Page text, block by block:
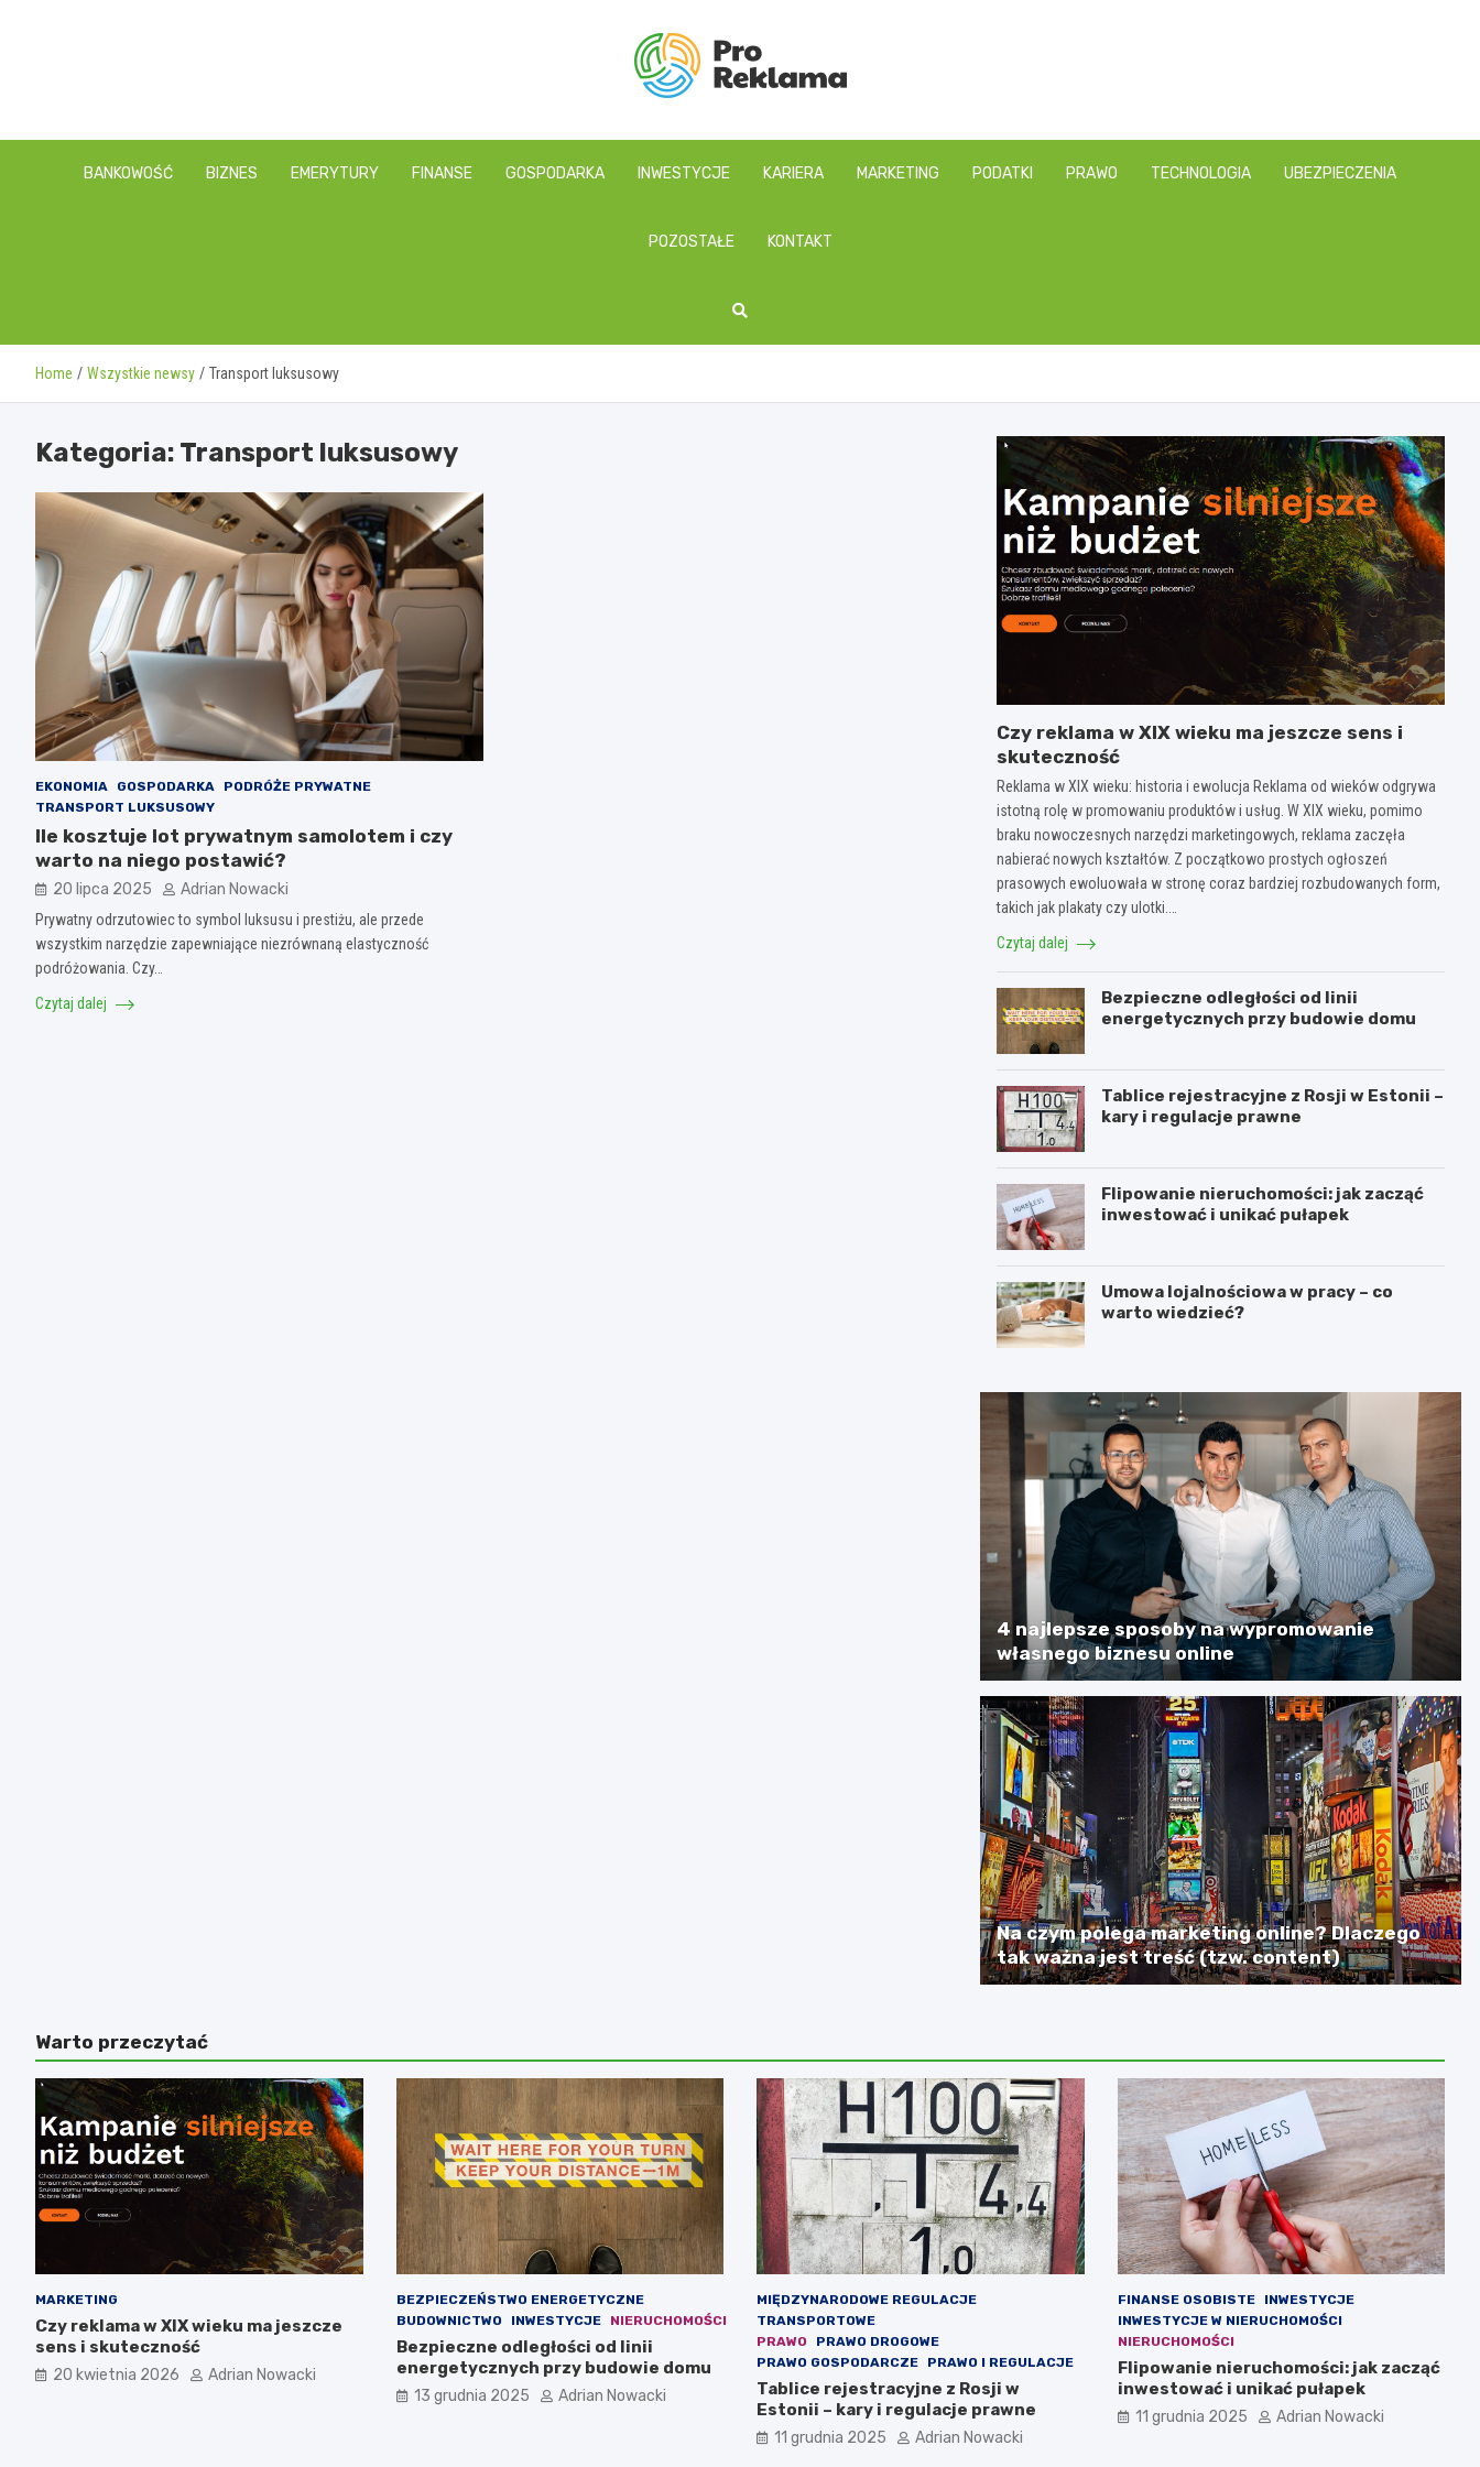
proreklama.pl
BANKOWOŚĆ BIZNES EMERYTURY FINANSE GOSPODARKA INWESTYCJE KARIERA MARKETING PODATKI PRAWO TECHNOLOGIA UBEZPIECZENIA
POZOSTAŁE KONTAKT
Home Wszystkie newsy Transport luksusowy
Kategoria: Transport luksusowy
EKONOMIA GOSPODARKA
PODRÓŻE PRYWATNE
TRANSPORT LUKSUSOWY
Ile kosztuje lot prywatnym samolotem i czy
warto na niego postawić?
20 lipca 2025 Adrian Nowacki
Prywatny odrzutowiec to symbol luksusu i prestiżu, ale przede
wszystkim narzędzie zapewniające niezrównaną elastyczność
podróżowania. Czy…
Czytaj dalej
Czy reklama w XIX wieku ma jeszcze sens i
skuteczność
Reklama w XIX wieku: historia i ewolucja Reklama od wieków odgrywa
istotną rolę w promowaniu produktów i usług. W XIX wieku, pomimo
braku nowoczesnych narzędzi marketingowych, reklama zaczęła
nabierać nowych kształtów. Z początkowo prostych ogłoszeń
prasowych ewoluowała w stronę coraz bardziej rozbudowanych form,
takich jak plakaty czy ulotki.…
Czytaj dalej
Bezpieczne odległości od linii
energetycznych przy budowie domu
Tablice rejestracyjne z Rosji w Estonii –
kary i regulacje prawne
Flipowanie nieruchomości: jak zacząć
inwestować i unikać pułapek
Umowa lojalnościowa w pracy – co
warto wiedzieć?
4 najlepsze sposoby na wypromowanie
własnego biznesu online
Na czym polega marketing online? Dlaczego
tak ważna jest treść (tzw. content)
Warto przeczytać
MARKETING
Czy reklama w XIX wieku ma jeszcze
sens i skuteczność
20 kwietnia 2026 Adrian Nowacki
BEZPIECZEŃSTWO ENERGETYCZNE
BUDOWNICTWO
INWESTYCJE NIERUCHOMOŚCI
Bezpieczne odległości od linii
energetycznych przy budowie domu
13 grudnia 2025 Adrian Nowacki
MIĘDZYNARODOWE REGULACJE
TRANSPORTOWE
PRAWO
PRAWO DROGOWE
PRAWO GOSPODARCZE
PRAWO I REGULACJE
Tablice rejestracyjne z Rosji w
Estonii – kary i regulacje prawne
11 grudnia 2025 Adrian Nowacki
FINANSE OSOBISTE
INWESTYCJE
INWESTYCJE W NIERUCHOMOŚCI
NIERUCHOMOŚCI
Flipowanie nieruchomości: jak zacząć
inwestować i unikać pułapek
11 grudnia 2025 Adrian Nowacki